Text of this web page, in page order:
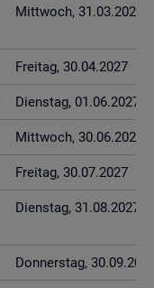
Mitt­woch, 31.03.2027
Frei­tag, 30.04.2027
Diens­tag, 01.06.2027
Mitt­woch, 30.06.2027
Frei­tag, 30.07.2027
Diens­tag, 31.08.2027
Don­ners­tag,